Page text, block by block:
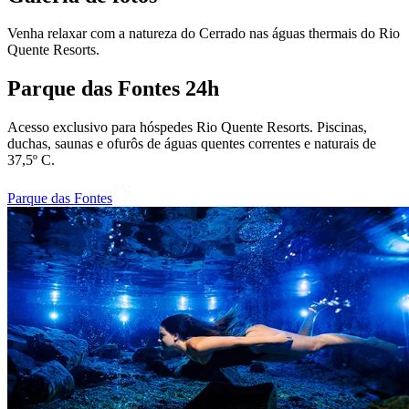
Venha relaxar com a natureza do Cerrado nas águas thermais do Rio
Quente Resorts.
Parque das Fontes 24h
Acesso exclusivo para hóspedes Rio Quente Resorts. Piscinas,
duchas, saunas e ofurôs de águas quentes correntes e naturais de
37,5º C.
Parque das Fontes